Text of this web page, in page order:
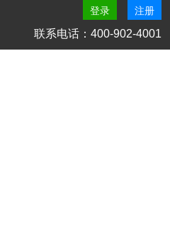
登录 注册
联系电话：400-902-4001